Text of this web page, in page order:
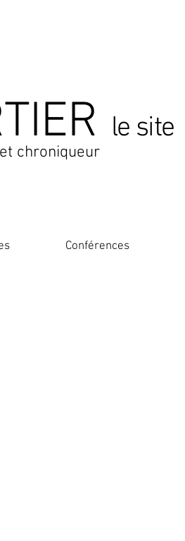
le site
chroniqueur
Conférences